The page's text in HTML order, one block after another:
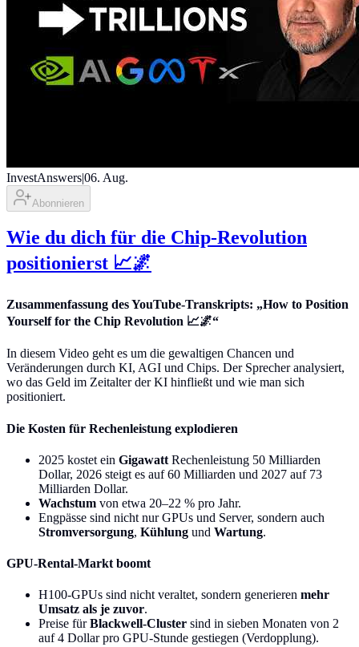
InvestAnswers|06. Aug.
Abonnieren
Wie du dich für die Chip-Revolution
positionierst 📈🌌
Zusammenfassung des YouTube-Transkripts: „How to Position
Yourself for the Chip Revolution 📈🌌“
In diesem Video geht es um die gewaltigen Chancen und
Veränderungen durch KI, AGI und Chips. Der Sprecher analysiert,
wo das Geld im Zeitalter der KI hinfließt und wie man sich
positioniert.
Die Kosten für Rechenleistung explodieren
2025 kostet ein Gigawatt Rechenleistung 50 Milliarden
Dollar, 2026 steigt es auf 60 Milliarden und 2027 auf 73
Milliarden Dollar.
Wachstum von etwa 20–22 % pro Jahr.
Engpässe sind nicht nur GPUs und Server, sondern auch
Stromversorgung, Kühlung und Wartung.
GPU-Rental-Markt boomt
H100-GPUs sind nicht veraltet, sondern generieren mehr
Umsatz als je zuvor.
Preise fürBlackwell-Cluster sind in sieben Monaten von 2
auf 4 Dollar pro GPU-Stunde gestiegen (Verdopplung).